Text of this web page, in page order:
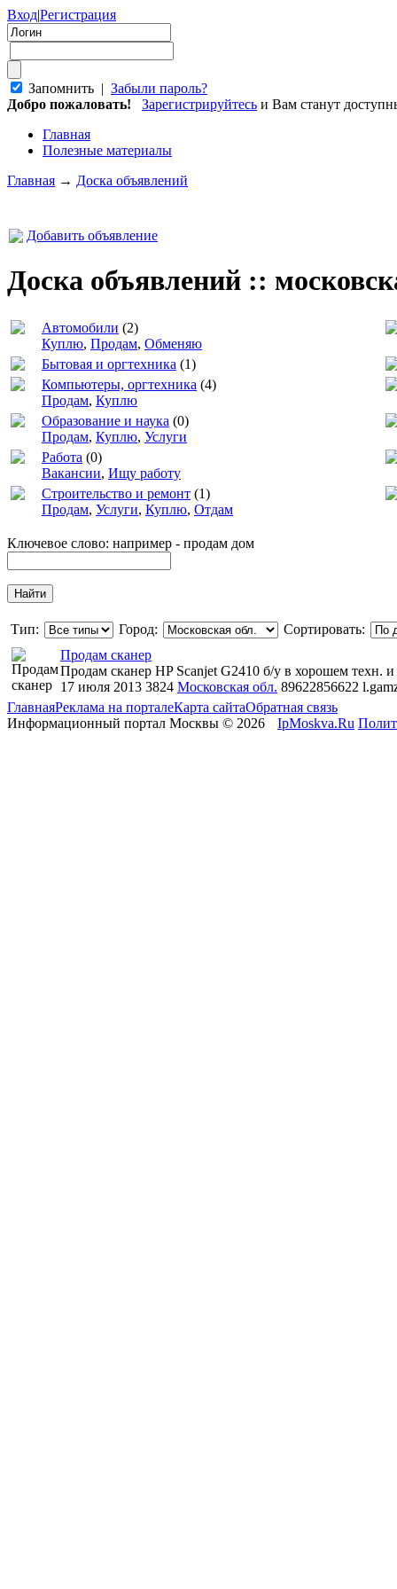
Вход|Регистрация
Запомнить | Забыли пароль?
Добро пожаловать!
Зарегистрируйтесь и Вам станут
Главная
Полезные материалы
Главная → Доска объявлений
Добавить объявление
Доска объявлений ::
Автомобили (2)
Куплю, Продам, Обменяю
Бытовая и оргтехника (1)
Компьютеры, оргтехника (4)
Продам, Куплю
Образование и наука (0)
Продам, Куплю, Услуги
Работа (0)
Вакансии, Ищу работу
Строительство и ремонт (1)
Продам, Услуги, Куплю, Отдам
Ключевое слово: например - продам дом
Тип: Город:
Сортировать:
Продам сканер
Продам сканер HP Scanjet G2410 б/у в хорошем техн.
17 июля 2013 3824 Московская обл. 89622856622
ГлавнаяРеклама на порталеКарта сайтаОбратная связь
Информационный портал Москвы © 2026
IpMoskva.Ru